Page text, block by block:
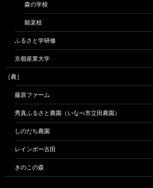
森の学校
能楽校
ふるさと学研修
京都産業大学
［農］
藤原ファーム
秀真ふるさと農園（いなべ市立田農園）
しのだち農園
レインボー古田
きのこの森